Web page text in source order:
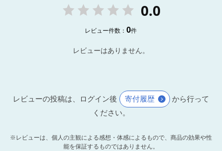
0.0
レビュー件数：0件
レビューはありません。
レビューの投稿は、ログイン後 寄付履歴
から行って
ください。
※レビューは、個人の主観による感想・体感によるもので、商品の効果や性
能を保証するものではありません。